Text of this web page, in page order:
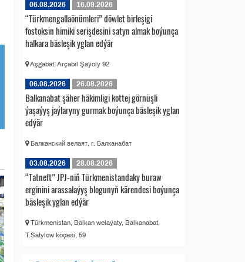
06.08.2026 16.09.2026
“Türkmengallaönümleri” döwlet birleşigi
fostoksin himiki serişdesini satyn almak boýunça
halkara bäsleşik yglan edýär
Aşgabat, Arçabil Şaýoly 92
06.08.2026 26.08.2026
Balkanabat şäher häkimligi kottej görnüşli
ýaşaýyş jaýlaryny gurmak boýunça bäsleşik yglan
edýär
Балканский велаят, г. Балканабат
03.08.2026 28.08.2026
“Tatneft” JPJ-niň Türkmenistandaky buraw
erginini arassalaýyş blogunyň kärendesi boýunça
bäsleşik yglan edýär
Türkmenistan, Balkan welaýaty, Balkanabat,
T.Satylow köçesi, 59